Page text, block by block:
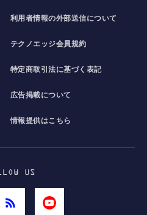
利用者情報の外部送信について
テクノエッジ会員規約
特定商取引法に基づく表記
広告掲載について
情報提供はこちら
US